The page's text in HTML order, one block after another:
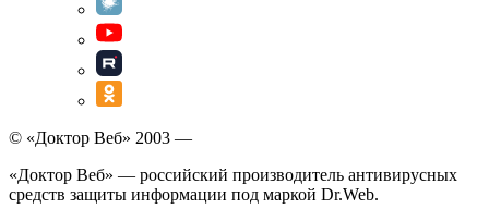
© «Доктор Веб» 2003 —
«Доктор Веб» — российский производитель антивирусных
средств защиты информации под маркой Dr.Web.